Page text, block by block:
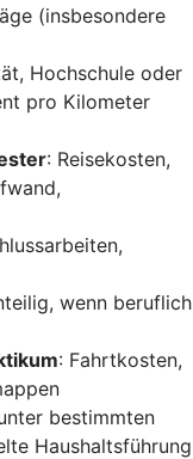
(insbesondere
Hochschule oder
pro Kilometer
: Reisekosten,
wenn beruflich
: Fahrtkosten,
bestimmten
Haushaltsführung